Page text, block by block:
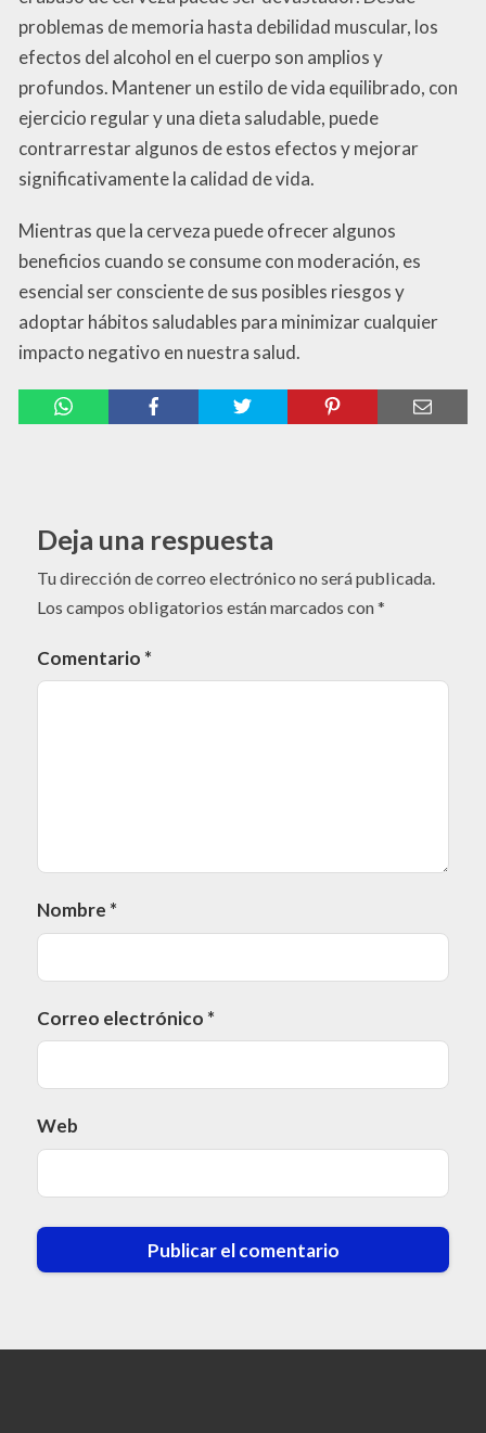
problemas de memoria hasta debilidad muscular, los
efectos del alcohol en el cuerpo son amplios y
profundos. Mantener un estilo de vida equilibrado, con
ejercicio regular y una dieta saludable, puede
contrarrestar algunos de estos efectos y mejorar
significativamente la calidad de vida.
Mientras que la cerveza puede ofrecer algunos
beneficios cuando se consume con moderación, es
esencial ser consciente de sus posibles riesgos y
adoptar hábitos saludables para minimizar cualquier
impacto negativo en nuestra salud.
Deja una respuesta
Tu dirección de correo electrónico no será publicada.
Los campos obligatorios están marcados con*
Comentario *
Nombre *
Correo electrónico *
Web